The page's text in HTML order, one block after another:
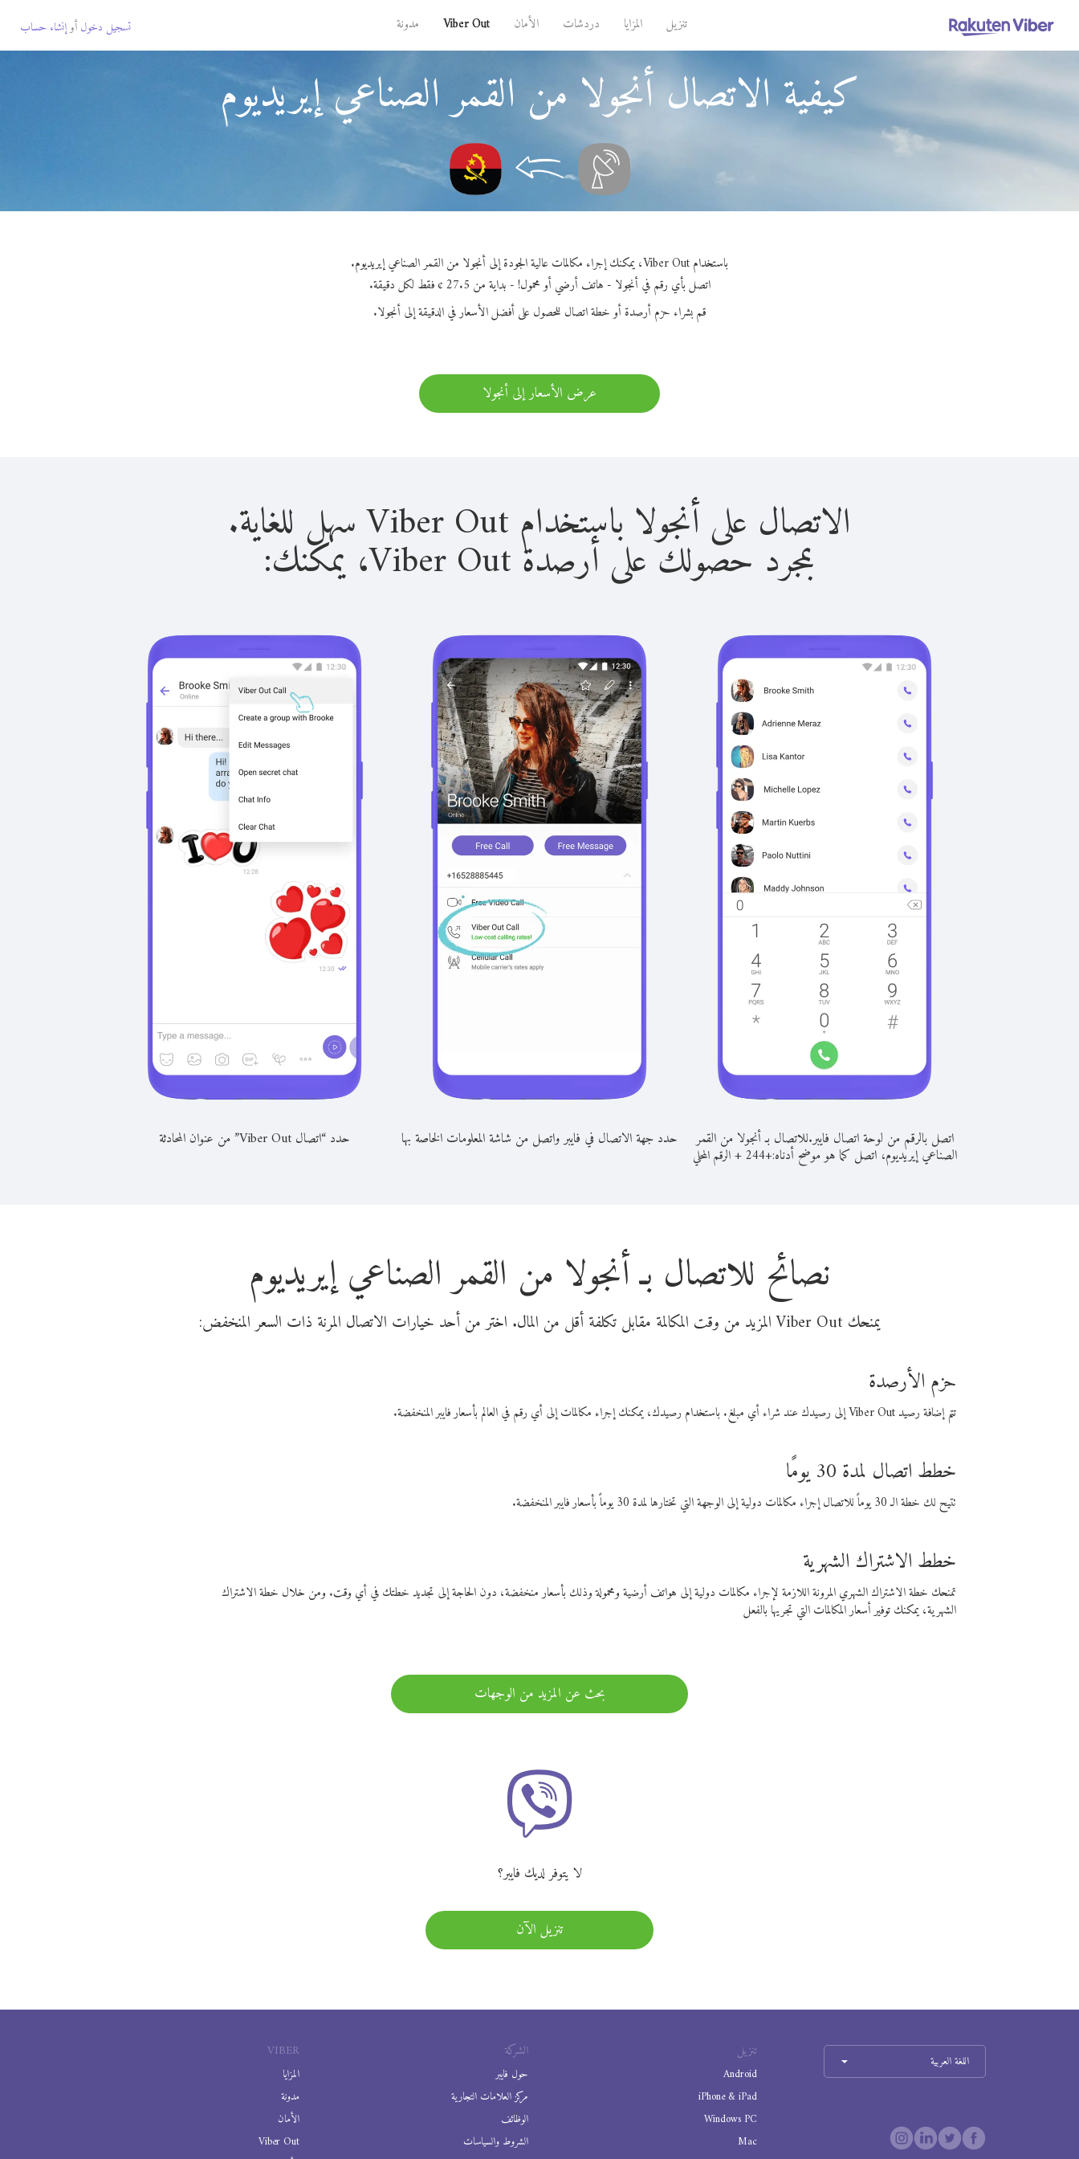
تنزيل المزايا دردشات الأمان Viber Out مدونة تسجيل دخول أوإنشاء حساب
كيفية الاتصال أنجولا من القمر الصناعي إيريديوم
باستخدام Viber Out، يمكنك إجراء مكالمات عالية الجودة إلى أنجولا من القمر الصناعي إيريديوم.
اتصل بأي رقم في أنجولا - هاتف أرضي أو محمول! - بداية من 27.5 ¢ فقط لكل دقيقة.
قم بشراء حزم أرصدة أو خطة اتصال للحصول على أفضل الأسعار في الدقيقة إلى أنجولا.
عرض الأسعار إلى أنجولا
الاتصال على أنجولا باستخدام Viber Out سهل للغاية.
بمجرد حصولك على أرصدة Viber Out، يمكنك:
اتصل بالرقم من لوحة اتصال فايبر.للاتصال بـ أنجولا من القمر
الصناعي إيريديوم، اتصل كما هو موضح أدناه:+
244
+الرقم المحلي
حدد جهة الاتصال في فايبر واتصل من شاشة المعلومات الخاصة بها حدد “اتصال Viber Out” من عنوان المحادثة
نصائح للاتصال بـ أنجولا من القمر الصناعي إيريديوم
يمنحك Viber Out المزيد من وقت المكالمة مقابل تكلفة أقل من المال. اختر من أحد خيارات الاتصال المرنة ذات السعر المنخفض:
حزم الأرصدة
تتم إضافة رصيد Viber Out إلى رصيدك عند شراء أي مبلغ. باستخدام رصيدك، يمكنك إجراء مكالمات إلى أي رقم في العالم بأسعار فايبر المنخفضة.
خطط اتصال لمدة 30 يومًا
تتيح لك خطة الـ 30 يوماً للاتصال إجراء مكالمات دولية إلى الوجهة التي تختارها لمدة 30 يوماً بأسعار فايبر المنخفضة.
خطط الاشتراك الشهرية
تمنحك خطة الاشتراك الشهري المرونة اللازمة لإجراء مكالمات دولية إلى هواتف أرضية ومحمولة وذلك بأسعار منخفضة، دون الحاجة إلى تجديد خطتك في أي وقت. ومن خلال خطة الاشتراك
الشهرية، يمكنك توفير أسعار المكالمات التي تجريها بالفعل
بحث عن المزيد من الوجهات
لا يتوفر لديك فايبر؟
تنزيل الآن
VIBER
المزايا
مدونة
الأمان
Viber Out
الشركة
حول فايبر
مركز العلامات التجارية
الوظائف
الشروط والسياسات
تنزيل
Android
iPhone & iPad
Windows PC
Mac
اللغة العربية